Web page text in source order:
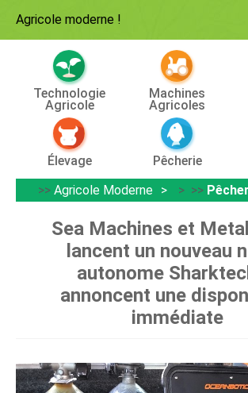
Agricole moderne !
Technologie
Agricole
Machines
Agricoles
Élevage Pêcherie
>> Agricole Moderne > >>
Sea Machines et
lancent un nouveau
autonome
annoncent une
immédiate